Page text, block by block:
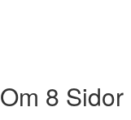
Om 8 Sidor